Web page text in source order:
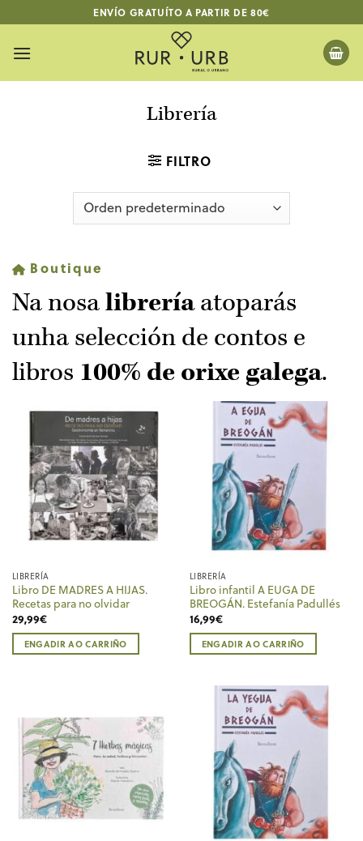
to
content
ENVÍO GRATUÍTO A PARTIR DE 80€
Librería
FILTRO
Boutique
Na nosalibreríaatoparás
unha selección de contos e
libros 100% de orixe galega.
LIBRERÍA
Libro DE MADRES A HIJAS.
Recetas para no olvidar
29,99€
ENGADIR AO CARRIÑO
LIBRERÍA
Libro infantil A EUGA DE
BREOGÁN. Estefanía Padullés
16,99€
ENGADIR AO CARRIÑO